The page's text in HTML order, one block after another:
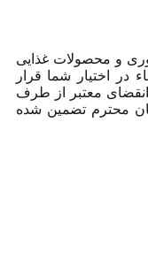
و محصولات غذایی
در اختیار شما قرار
انقضای معتبر از طرف
محترم تضمین شده